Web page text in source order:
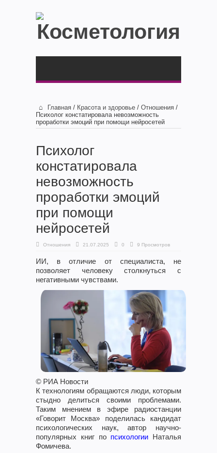
Главная / Красота и здоровье / Отношения /
Психолог констатировала невозможность
проработки эмоций при помощи нейросетей
Психолог
констатировала
невозможность
проработки эмоций
при помощи
нейросетей
Отношения 21.07.2025 0 9 Просмотров
ИИ, в отличие от специалиста, не
позволяет человеку столкнуться с
негативными чувствами.
© РИА Новости
К технологиям обращаются люди, которым
стыдно делиться своими проблемами.
Таким мнением в эфире радиостанции
«Говорит Москва» поделилась кандидат
психологических наук, автор научно-
популярных книг по психологии Наталья
Фомичева.